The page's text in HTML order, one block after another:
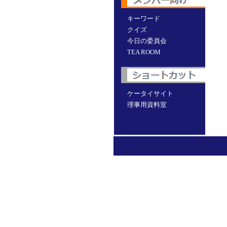
キーワード
クイズ
今日の委員会
TEA ROOM
ケータイサイト
理事用資料室